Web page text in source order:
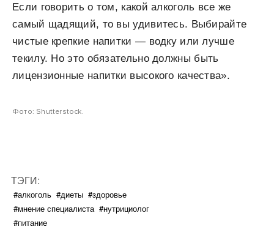
Если говорить о том, какой алкоголь все же
самый щадящий, то вы удивитесь. Выбирайте
чистые крепкие напитки — водку или лучше
текилу. Но это обязательно должны быть
лицензионные напитки высокого качества».
Фото: Shutterstock.
ТЭГИ:
#алкоголь #диеты #здоровье
#мнение специалиста #нутрициолог
#питание